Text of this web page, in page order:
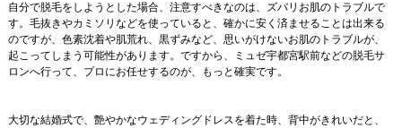
自分で脱毛をしようとした場合、注意すべきなのは、ズバリお肌のトラブルで
す。毛抜きやカミソリなどを使っていると、確かに安く済ませることは出来る
のですが、色素沈着や肌荒れ、黒ずみなど、思いがけないお肌のトラブルが、
起こってしまう可能性があります。ですから、ミュゼ宇都宮駅前などの脱毛サ
ロンへ行って、プロにお任せするのが、もっと確実です。
大切な結婚式で、艶やかなウェディングドレスを着た時、背中がきれいだと、